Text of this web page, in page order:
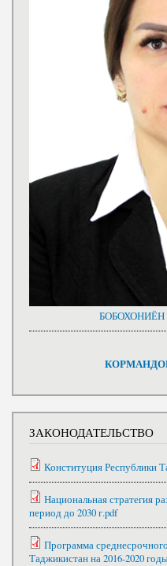
ЗАКОНОДАТЕЛЬСТВО
Конституция Республики
Национальная стратегия
период до 2030 г.pdf
Программа
Таджикистан на 2016-2020